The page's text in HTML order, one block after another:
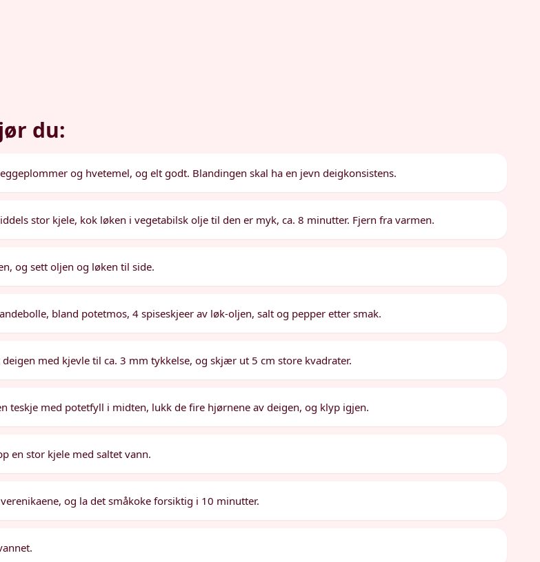
du:
og hvetemel, og elt godt. Blandingen skal ha en jevn deigkonsistens.
stor kjele, kok løken i vegetabilsk olje til den er myk, ca. 8 minutter. Fjern fra varmen.
og sett oljen og løken til side.
bland potetmos, 4 spiseskjeer av løk-oljen, salt og pepper etter smak.
deigen med kjevle til ca. 3 mm tykkelse, og skjær ut 5 cm store kvadrater.
teskje med potetfyll i midten, lukk de fire hjørnene av deigen, og klyp igjen.
en stor kjele med saltet vann.
og la det småkoke forsiktig i 10 minutter.